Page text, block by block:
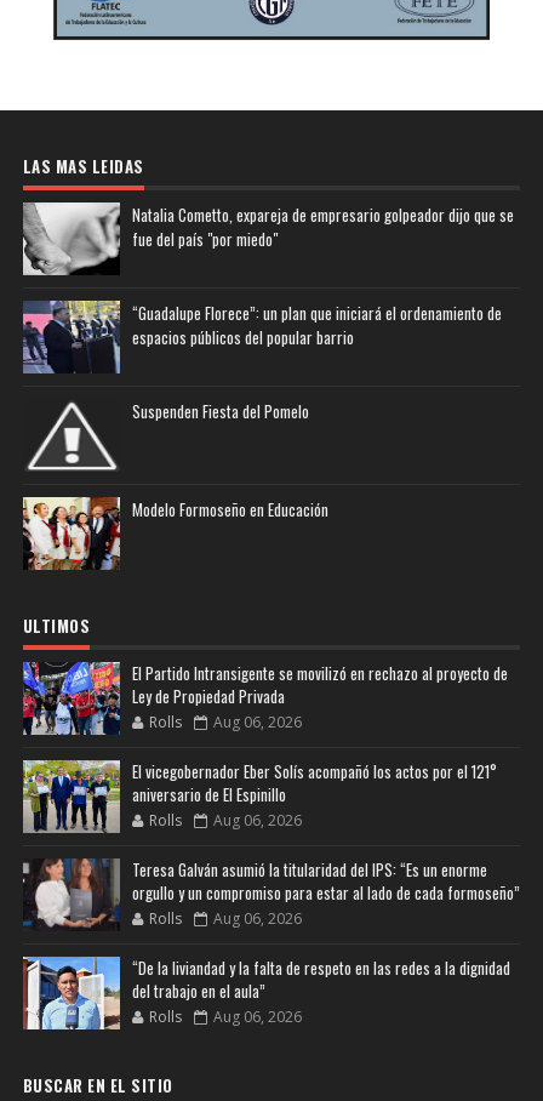
LAS MAS LEIDAS
Natalia Cometto, expareja de empresario golpeador dijo que se
fue del país "por miedo"
“Guadalupe Florece”: un plan que iniciará el ordenamiento de
espacios públicos del popular barrio
Suspenden Fiesta del Pomelo
Modelo Formoseño en Educación
ULTIMOS
El Partido Intransigente se movilizó en rechazo al proyecto de
Ley de Propiedad Privada
Rolls Aug 06, 2026
El vicegobernador Eber Solís acompañó los actos por el 121°
aniversario de El Espinillo
Rolls Aug 06, 2026
Teresa Galván asumió la titularidad del IPS: “Es un enorme
orgullo y un compromiso para estar al lado de cada formoseño”
Rolls Aug 06, 2026
“De la liviandad y la falta de respeto en las redes a la dignidad
del trabajo en el aula”
Rolls Aug 06, 2026
BUSCAR EN EL SITIO